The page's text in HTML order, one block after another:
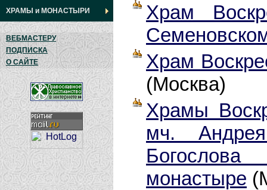
ХРАМЫ и МОНАСТЫРИ
ВЕБМАСТЕРУ
ПОДПИСКА
О САЙТЕ
Храм
Храм
(Москва)
Храмы
мч.
монастыре